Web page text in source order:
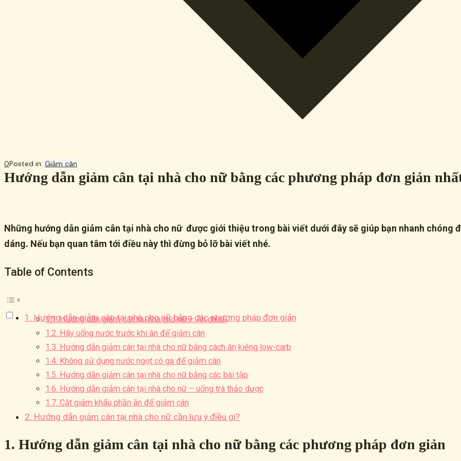
0Posted in: Giảm cân
Hướng dẫn giảm cân tại nhà cho nữ bằng các phương pháp đơn giản
Những hướng dẫn giảm cân tại nhà cho nữ được giới thiệu trong bài viết dưới đây sẽ giúp bạn nhanh chóng
dáng. Nếu bạn quan tâm tới điều này thì đừng bỏ lỡ bài viết nhé.
Table of Contents
1. Hướng dẫn giảm cân tại nhà cho nữ bằng các phương pháp đơn giản
1.1. Hướng dẫn giảm cân tại nhà cho nữ – Ăn chuối
1.2. Hãy uống nước trước khi ăn để giảm cân
1.3. Hướng dẫn giảm cân tại nhà cho nữ bằng cách ăn kiêng low-carb
1.4. Không sử dụng nước ngọt có ga để giảm cân
1.5. Hướng dẫn giảm cân tại nhà cho nữ bằng các bài tập
1.6. Hướng dẫn giảm cân tại nhà cho nữ – uống trà thảo dược
1.7. Cắt giảm khẩu phần ăn để giảm cân
2. Hướng dẫn giảm cân tại nhà cho nữ cần lưu ý điều gì?
1. Hướng dẫn giảm cân tại nhà cho nữ bằng các phương pháp đơn giản